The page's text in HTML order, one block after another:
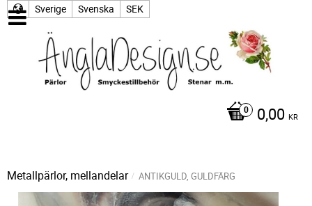
Sverige Svenska SEK
0,00 KR
Metallpärlor, mellandelar ANTIKGULD, GULDFÄRG